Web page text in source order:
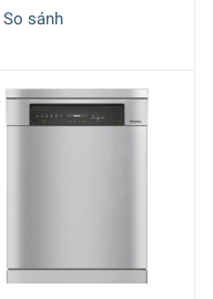
So sánh